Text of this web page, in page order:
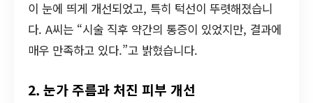
이 눈에 띄게 개선되었고, 특히 턱선이 뚜렷해졌습니
다. A씨는 “시술 직후 약간의 통증이 있었지만, 결과에
매우 만족하고 있다.”고 밝혔습니다.
2. 눈가 주름과 처진 피부 개선